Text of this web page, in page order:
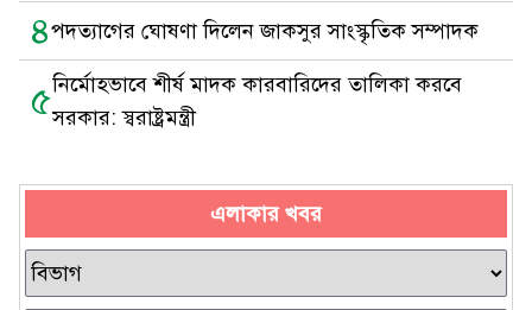
৪পদত্যাগের ঘোষণা দিলেন জাকসুর সাংস্কৃতিক সম্পাদক
৫নির্মোহভাবে শীর্ষ মাদক কারবারিদের তালিকা করবে
সরকার: স্বরাষ্ট্রমন্ত্রী
এলাকার খবর